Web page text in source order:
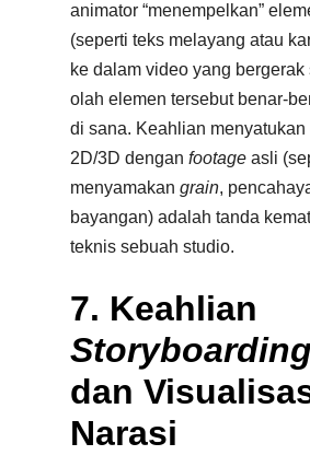
animator “menempelkan”
(seperti teks melayang atau
ke dalam video yang bergerak
olah elemen tersebut benar-
di sana. Keahlian menyatukan
2D/3D denganfootage asli
menyamakangrain,
bayangan) adalah tanda
teknis sebuah studio.
7. Keahlian
Storyboarding
dan
Narasi